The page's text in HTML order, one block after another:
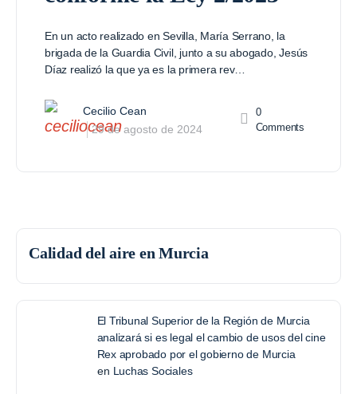
En un acto realizado en Sevilla, María Serrano, la
brigada de la Guardia Civil, junto a su abogado, Jesús
Díaz realizó la que ya es la primera rev…
Cecilio Cean
29 de agosto de 2024
0
Comments
Calidad del aire en Murcia
El Tribunal Superior de la Región de Murcia
analizará si es legal el cambio de usos del cine
Rex aprobado por el gobierno de Murcia
en Luchas Sociales